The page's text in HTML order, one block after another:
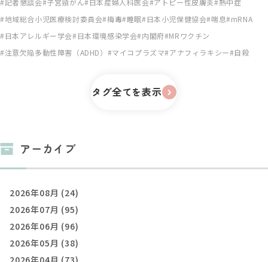
記者懇談会 子宮頸がん 日本産婦人科医会 アトピー性皮膚炎 熱中症
地域総合小児医療検討委員会 梅毒 睡眠 日本小児保健協会 喘息 mRNA
日本アレルギー学会 日本環境感染学会 内閣府 MRワクチン
注意欠陥多動性障害（ADHD）
マイコプラズマ アナフィラキシー 自殺
タグ全てを表示
アーカイブ
2026年08月 (24)
2026年07月 (95)
2026年06月 (96)
2026年05月 (38)
2026年04月 (73)